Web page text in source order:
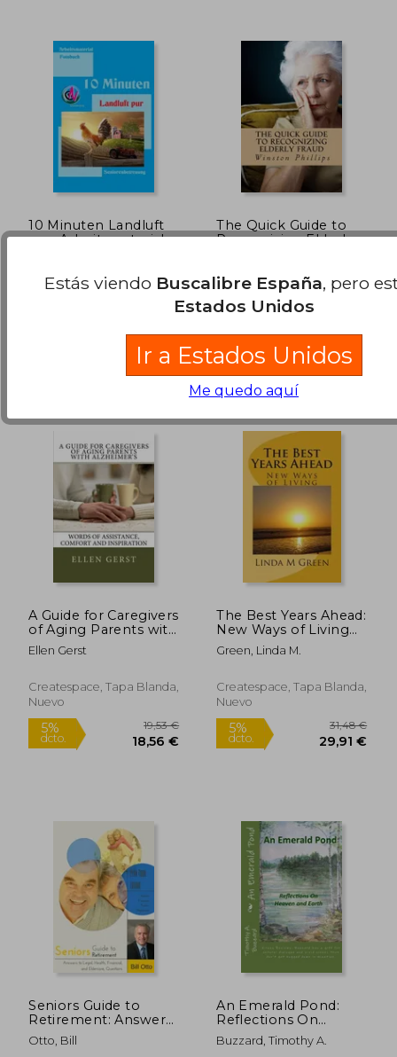
15,50 €
14,73 €
5%
dcto.
10 Minuten Landluft
pur: Arbeitsmaterial
The Quick Guide to
Recognizing Elderly
Prevention Made
Easy (en Inglés)
Createspace, Tapa Blanda,
Nuevo
A Guide for Caregivers
of Aging Parents with
Alzheimer's: Words of
Assistance, Comfort
Ellen Gerst
Createspace, Tapa Blanda,
Nuevo
The Best Years Ahead:
New Ways of Living
(en Inglés)
Green, Linda M.
Createspace, Tapa Blanda,
Nuevo
Seniors Guide to
Retirement: Answers
to Legal, Health,
Financial and
Otto, Bill
An Emerald Pond:
Reflections On
Heaven And Earth (en
Inglés)
Buzzard, Timothy A.
Estás viendo Buscalibre España, pero
Estados Unidos
Ir a Estados Unidos
Me quedo aquí